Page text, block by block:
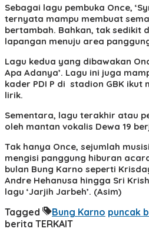
Sebagai lagu pembuka Once,
ternyata mampu membuat
bertambah. Bahkan, tak sedikit
lapangan menuju area
Lagu kedua yang dibawakan
Apa Adanya’. Lagu ini juga
kader PDI P di stadion GBK ikut
lirik.
Sementara, lagu terakhir atau
oleh mantan vokalis Dewa 19
Tak hanya Once, sejumlah
mengisi panggung hiburan
bulan Bung Karno seperti
Andre Hehanusa hingga Sri
lagu ‘Jarjih Jarbeh’. (Asim)
Tagged Bung Karno puncak
berita TERKAIT